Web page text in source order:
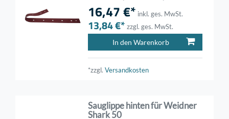
16,47 €* inkl. ges. MwSt.
13,84 €* zzgl. ges. MwSt.
In den Warenkorb
*zzgl.Versandkosten
Sauglippe hinten für Weidner
Shark 50